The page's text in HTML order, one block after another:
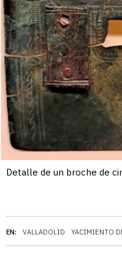
EN: VALLADOLID YACIMIENTO
Detalle de un broche de